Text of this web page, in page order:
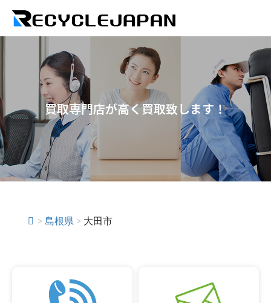
買取専門店が高く買取致します！
> 島根県 > 大田市